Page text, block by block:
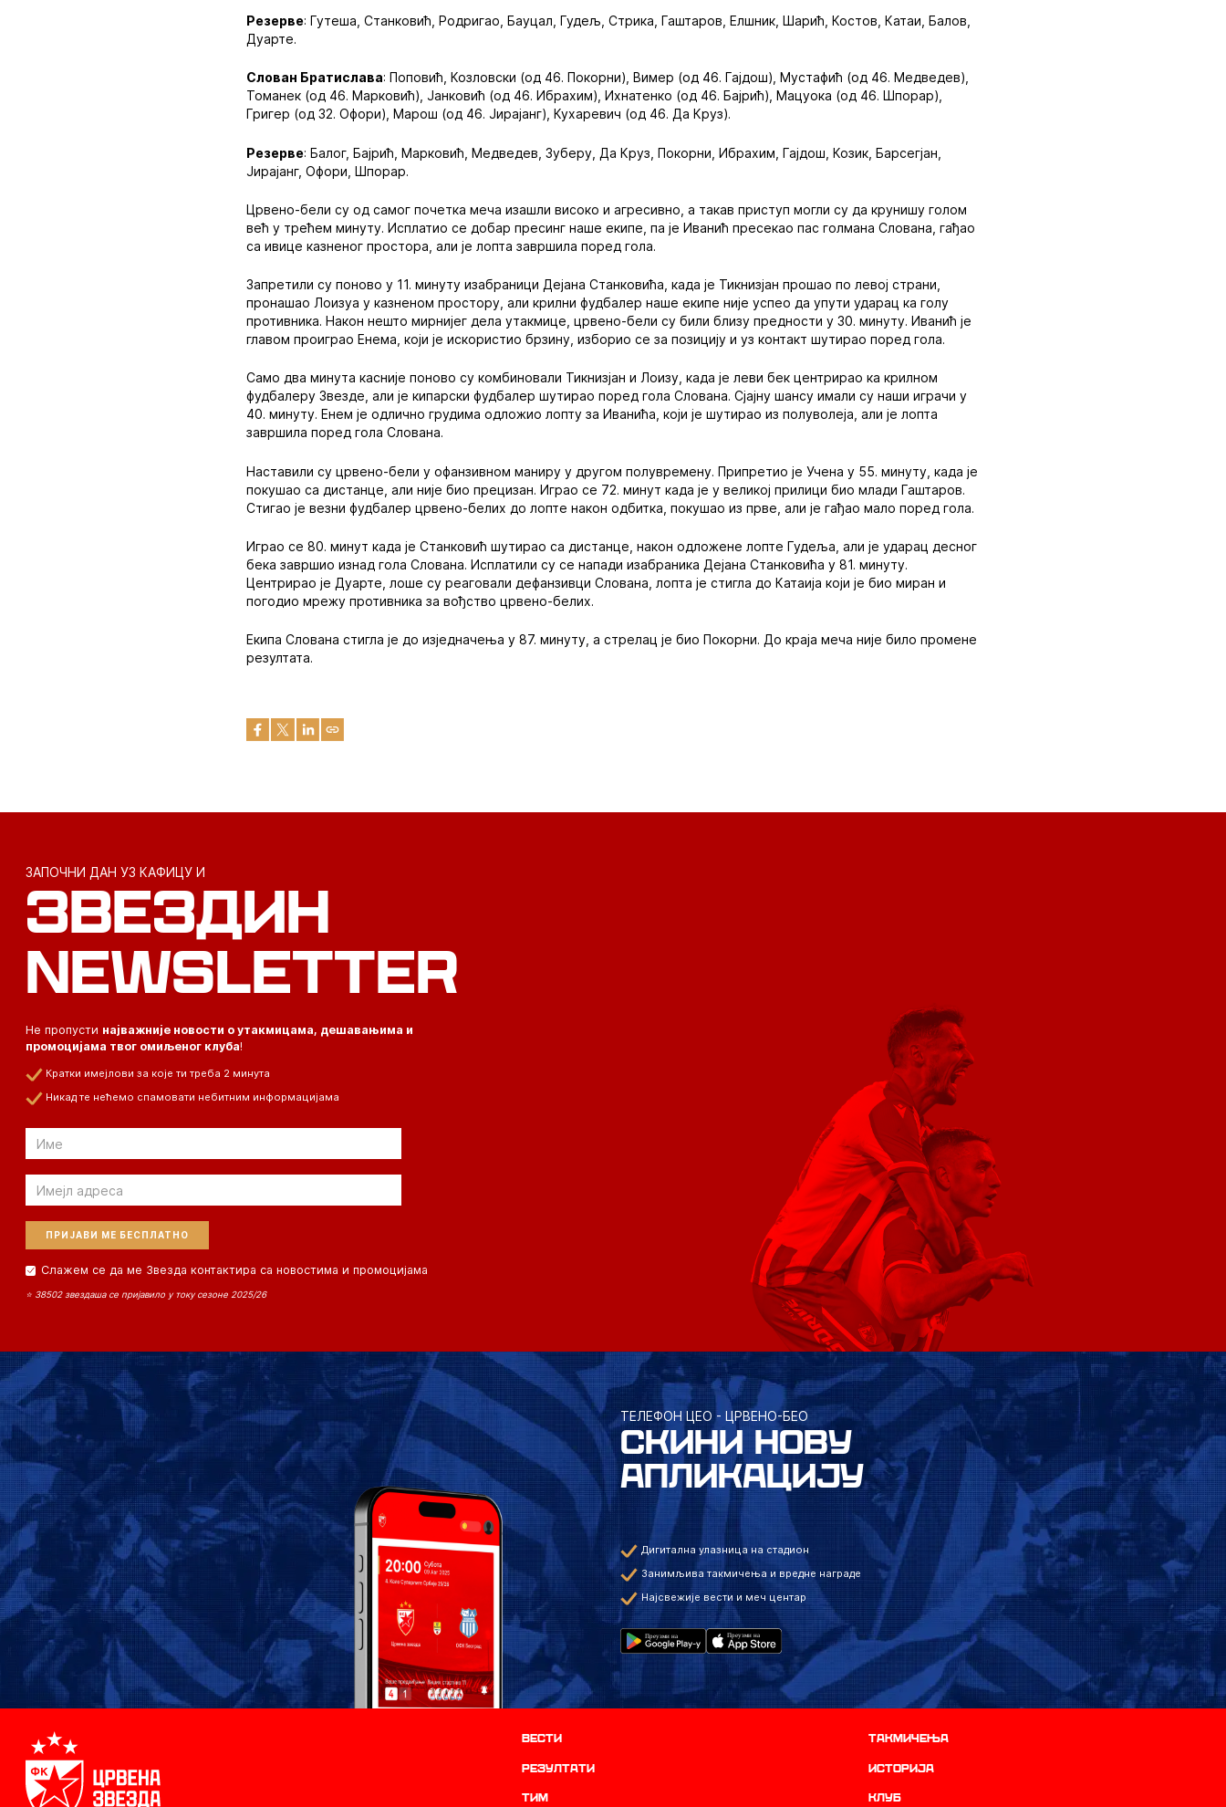
Резерве: Гутеша, Станковић, Родригао, Бауцал, Гудељ, Стрика, Гаштаров, Елшник, Шарић, Костов, Катаи, Балов,
Дуарте.
Слован Братислава: Поповић, Козловски (од 46. Покорни), Вимер (од 46. Гајдош), Мустафић (од 46. Медведев),
Томанек (од 46. Марковић), Јанковић (од 46. Ибрахим), Ихнатенко (од 46. Бајрић), Мацуока (од 46. Шпорар),
Григер (од 32. Офори), Марош (од 46. Јирајанг), Кухаревич (од 46. Да Круз).
Резерве: Балог, Бајрић, Марковић, Медведев, Зуберу, Да Круз, Покорни, Ибрахим, Гајдош, Козик, Барсегјан,
Јирајанг, Офори, Шпорар.
Црвено-бели су од самог почетка меча изашли високо и агресивно, а такав приступ могли су да крунишу голом
већ у трећем минуту. Исплатио се добар пресинг наше екипе, па је Иванић пресекао пас голмана Слована, гађао
са ивице казненог простора, али је лопта завршила поред гола.
Запретили су поново у 11. минуту изабраници Дејана Станковића, када је Тикнизјан прошао по левој страни,
пронашао Лоизуа у казненом простору, али крилни фудбалер наше екипе није успео да упути ударац ка голу
противника. Након нешто мирнијег дела утакмице, црвено-бели су били близу предности у 30. минуту. Иванић је
главом проиграо Енема, који је искористио брзину, изборио се за позицију и уз контакт шутирао поред гола.
Само два минута касније поново су комбиновали Тикнизјан и Лоизу, када је леви бек центрирао ка крилном
фудбалеру Звезде, али је кипарски фудбалер шутирао поред гола Слована. Сјајну шансу имали су наши играчи у
40. минуту. Енем је одлично грудима одложио лопту за Иванића, који је шутирао из полуволеја, али је лопта
завршила поред гола Слована.
Наставили су црвено-бели у офанзивном маниру у другом полувремену. Припретио је Учена у 55. минуту, када је
покушао са дистанце, али није био прецизан. Играо се 72. минут када је у великој прилици био млади Гаштаров.
Стигао је везни фудбалер црвено-белих до лопте након одбитка, покушао из прве, али је гађао мало поред гола.
Играо се 80. минут када је Станковић шутирао са дистанце, након одложене лопте Гудеља, али је ударац десног
бека завршио изнад гола Слована. Исплатили су се напади изабраника Дејана Станковића у 81. минуту.
Центрирао је Дуарте, лоше су реаговали дефанзивци Слована, лопта је стигла до Катаија који је био миран и
погодио мрежу противника за вођство црвено-белих.
Екипа Слована стигла је до изједначења у 87. минуту, а стрелац је био Покорни. До краја меча није било промене
резултата.
ЗАПОЧНИ ДАН УЗ КАФИЦУ И
ЗВЕЗДИН
NEWSLETTER
Не пропусти најважније новости о утакмицама, дешавањима и
промоцијама твог омиљеног клуба!
Кратки имејлови за које ти треба 2 минута
Никад те нећемо спамовати небитним информацијама
Email
Email
Слажем се да ме Звезда контактира са новостима и промоцијама
⭐ 38502 звездаша се пријавило у току сезоне 2025/26
ТЕЛЕФОН ЦЕО - ЦРВЕНО-БЕО
СКИНИ НОВУ
АПЛИКАЦИЈУ
Дигитална улазница на стадион
Занимљива такмичења и вредне награде
Најсвежије вести и меч центар
Вести Такмичења
резултати историја
ТИМ Клуб